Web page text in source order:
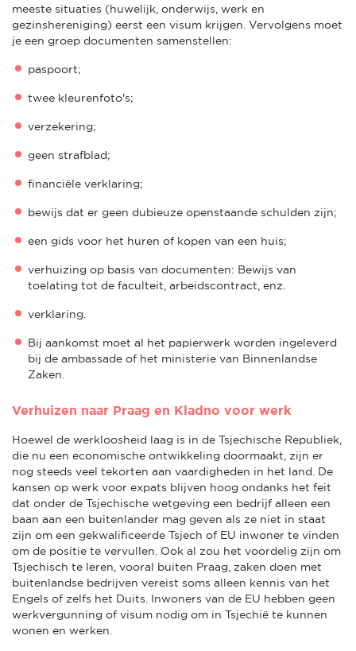
meeste situaties (huwelijk, onderwijs, werk en
gezinshereniging) eerst een visum krijgen. Vervolgens moet
je een groep documenten samenstellen:
paspoort;
twee kleurenfoto's;
verzekering;
geen strafblad;
financiële verklaring;
bewijs dat er geen dubieuze openstaande schulden zijn;
een gids voor het huren of kopen van een huis;
verhuizing op basis van documenten: Bewijs van
toelating tot de faculteit, arbeidscontract, enz.
verklaring.
Bij aankomst moet al het papierwerk worden ingeleverd
bij de ambassade of het ministerie van Binnenlandse
Zaken.
Verhuizen naar Praag en Kladno voor werk
Hoewel de werkloosheid laag is in de Tsjechische Republiek,
die nu een economische ontwikkeling doormaakt, zijn er
nog steeds veel tekorten aan vaardigheden in het land. De
kansen op werk voor expats blijven hoog ondanks het feit
dat onder de Tsjechische wetgeving een bedrijf alleen een
baan aan een buitenlander mag geven als ze niet in staat
zijn om een gekwalificeerde Tsjech of EU inwoner te vinden
om de positie te vervullen. Ook al zou het voordelig zijn om
Tsjechisch te leren, vooral buiten Praag, zaken doen met
buitenlandse bedrijven vereist soms alleen kennis van het
Engels of zelfs het Duits. Inwoners van de EU hebben geen
werkvergunning of visum nodig om in Tsjechië te kunnen
wonen en werken.